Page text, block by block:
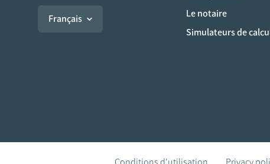
Français
Le notaire
Simulateurs de